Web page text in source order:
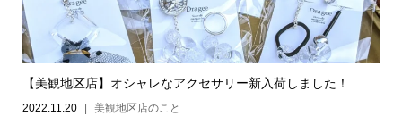
【美観地区店】オシャレなアクセサリー新入荷しました！
2022.11.20 美観地区店のこと